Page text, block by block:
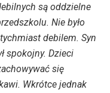
są oddzielne
Nie było
debilem. Syn
spokojny. Dzieci
się
Wkrótce jednak